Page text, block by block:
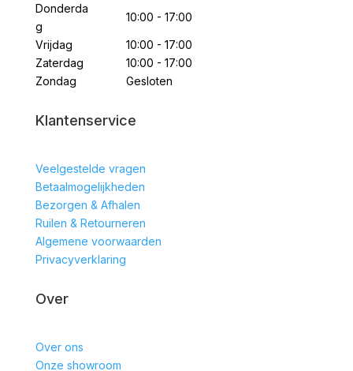
Donderda
g
10:00 - 17:00
Vrijdag
10:00 - 17:00
Zaterdag
10:00 - 17:00
Zondag
Gesloten
Klantenservice
Veelgestelde vragen
Betaalmogelijkheden
Bezorgen & Afhalen
Ruilen & Retourneren
Algemene voorwaarden
Privacyverklaring
Over
Over ons
Onze showroom